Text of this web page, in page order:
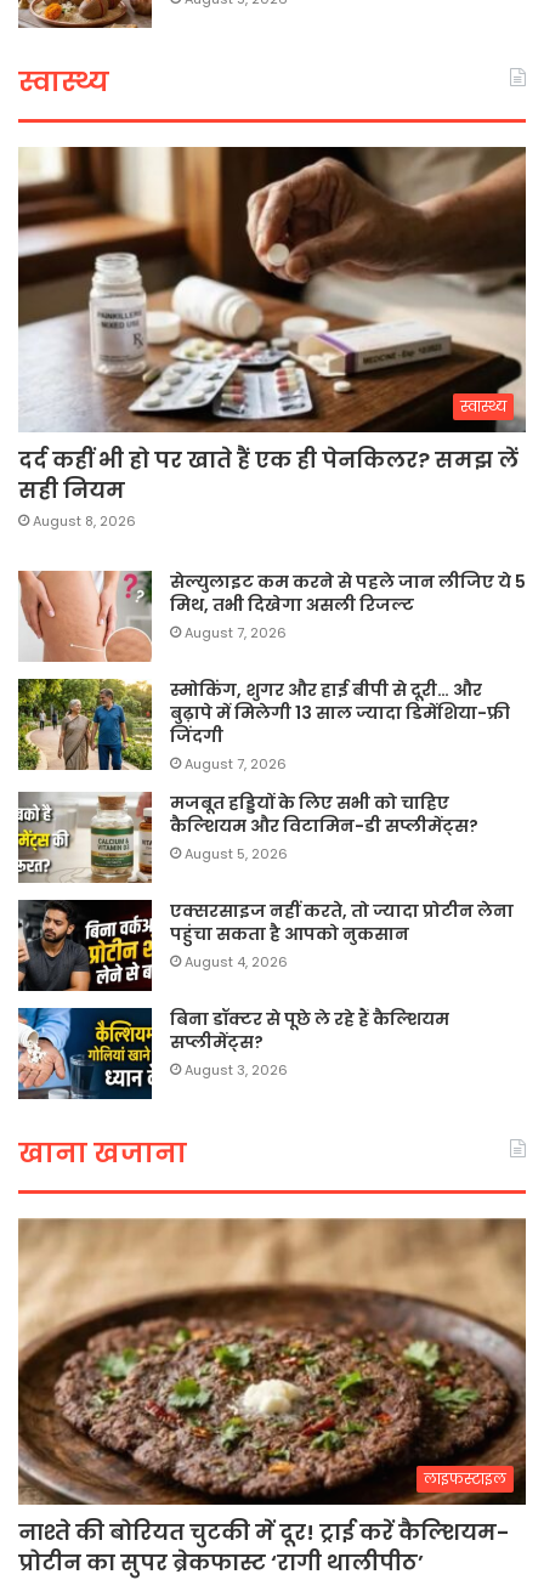
स्वास्थ्य
स्वास्थ्य
दर्द कहीं भी हो पर खाते हैं एक ही पेनकिलर? समझ लें
सही नियम
August 8, 2026
सेल्युलाइट कम करने से पहले जान लीजिए ये 5
मिथ, तभी दिखेगा असली रिजल्ट
August 7, 2026
स्मोकिंग, शुगर और हाई बीपी से दूरी… और
बुढ़ापे में मिलेगी 13 साल ज्यादा डिमेंशिया-फ्री
जिंदगी
August 7, 2026
मजबूत हड्डियों के लिए सभी को चाहिए
कैल्शियम और विटामिन-डी सप्लीमेंट्स?
August 5, 2026
एक्सरसाइज नहीं करते, तो ज्यादा प्रोटीन लेना
पहुंचा सकता है आपको नुकसान
August 4, 2026
बिना डॉक्टर से पूछे ले रहे हैं कैल्शियम
सप्लीमेंट्स?
August 3, 2026
खाना खजाना
लाइफस्टाइल
नाश्ते की बोरियत चुटकी में दूर! ट्राई करें कैल्शियम-
प्रोटीन का सुपर ब्रेकफास्ट ‘रागी थालीपीठ’